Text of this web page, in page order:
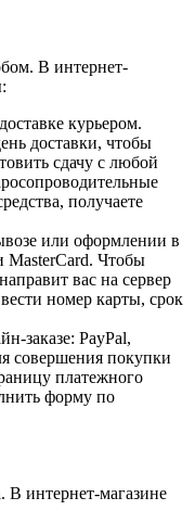
В интернет-
курьером.
доставки, чтобы
сдачу с любой
получаете
или оформлении в
MasterCard. Чтобы
вас на сервер
номер карты, срок
заказе: PayPal,
совершения покупки
платежного
форму по
В интернет-магазине